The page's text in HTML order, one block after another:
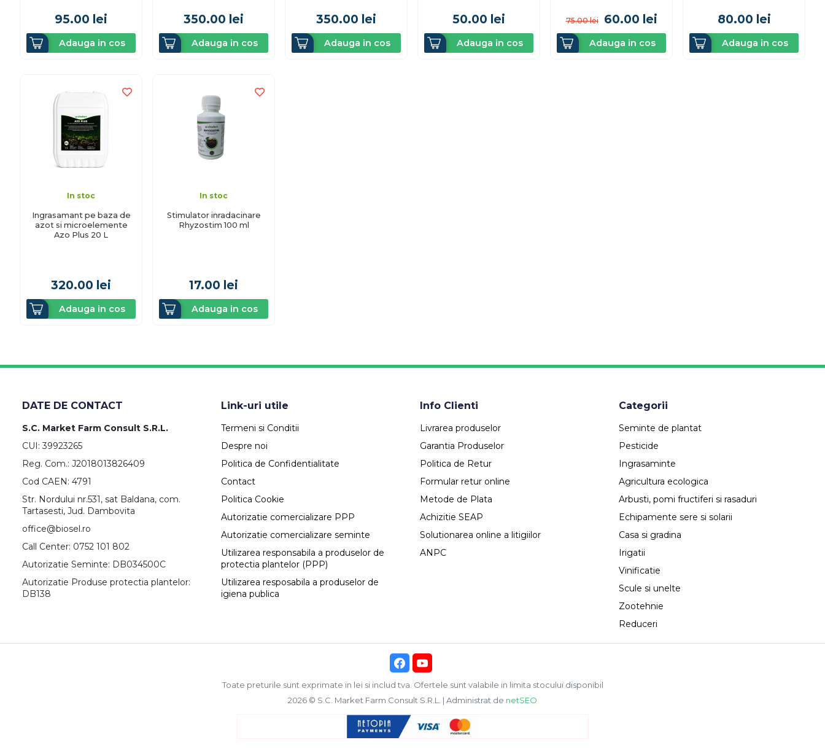
95.00 lei
Adauga in cos
350.00 lei
Adauga in cos
350.00 lei
Adauga in cos
50.00 lei
Adauga in cos
75.00 lei 60.00 lei
Adauga in cos
80.00 lei
Adauga in cos
In stoc
Ingrasamant pe baza de
azot si microelemente
Azo Plus 20 L
320.00 lei
Adauga in cos
In stoc
Stimulator inradacinare
Rhyzostim 100 ml
17.00 lei
Adauga in cos
DATE DE CONTACT
S.C. Market Farm Consult S.R.L.
CUI: 39923265
Reg. Com.: J2018013826409
Cod CAEN: 4791
Str. Nordului nr.531, sat Baldana, com.
Tartasesti, Jud. Dambovita
office@biosel.ro
Call Center: 0752 101 802
Autorizatie Seminte: DB034500C
Autorizatie Produse protectia plantelor:
DB138
Link-uri utile
Termeni si Conditii
Despre noi
Politica de Confidentialitate
Contact
Politica Cookie
Autorizatie comercializare PPP
Autorizatie comercializare seminte
Utilizarea responsabila a produselor de
protectia plantelor (PPP)
Utilizarea resposabila a produselor de
igiena publica
Info Clienti
Livrarea produselor
Garantia Produselor
Politica de Retur
Formular retur online
Metode de Plata
Achizitie SEAP
Solutionarea online a litigiilor
ANPC
Categorii
Seminte de plantat
Pesticide
Ingrasaminte
Agricultura ecologica
Arbusti, pomi fructiferi si rasaduri
Echipamente sere si solarii
Casa si gradina
Irigatii
Vinificatie
Scule si unelte
Zootehnie
Reduceri
Toate preturile sunt exprimate in lei si includ tva. Ofertele sunt valabile in limita stocului disponibil
2026 © S.C. Market Farm Consult S.R.L. | Administrat de netSEO